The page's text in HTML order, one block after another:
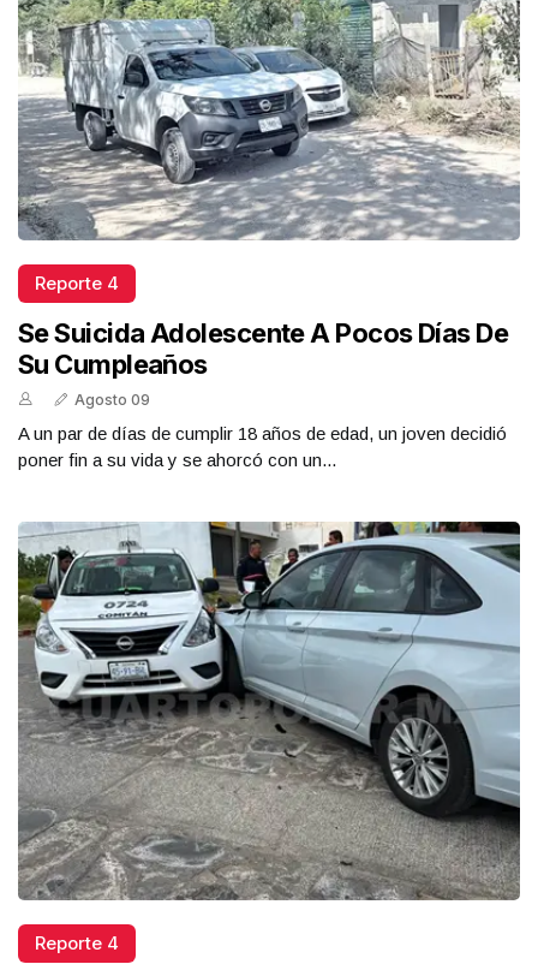
Reporte 4
Se Suicida Adolescente A Pocos Días De
Su Cumpleaños
Agosto 09
A un par de días de cumplir 18 años de edad, un joven decidió
poner fin a su vida y se ahorcó con un...
Reporte 4